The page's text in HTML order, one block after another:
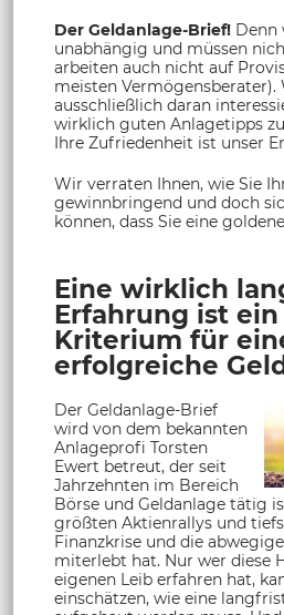
Der Geldanlage-Brief! Denn
unabhängig und müssen
arbeiten auch nicht auf
meisten Vermögensberater).
ausschließlich daran
wirklich guten Anlagetipps
Ihre Zufriedenheit ist unser
Wir verraten Ihnen, wie Sie
gewinnbringend und doch
können, dass Sie eine
Eine wirklich
Erfahrung ist
Kriterium für
erfolgreiche
Der Geldanlage-Brief
wird von dem bekannten
Anlageprofi Torsten
Ewert betreut, der seit
Jahrzehnten im Bereich
Börse und Geldanlage tätig
größten Aktienrallys und
Finanzkrise und die
miterlebt hat. Nur wer diese
eigenen Leib erfahren hat,
einschätzen, wie eine